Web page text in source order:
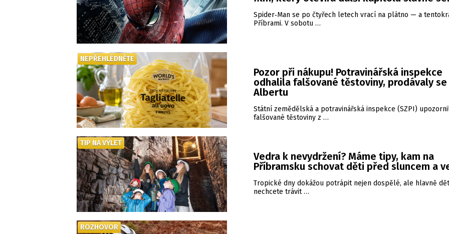
Spider‑Man se po čtyřech letech vrací na plátno — a
Příbrami. V sobotu …
Pozor při nákupu! Potravinářská inspekce
odhalila falšované těstoviny, prodávaly se
Albertu
Státní zemědělská a potravinářská inspekce (SZPI)
falšované těstoviny z …
NEPŘEHLÉDNĚTE
Vedra k nevydržení? Máme tipy, kam na
Příbramsku schovat děti před sluncem a
Tropické dny dokážou potrápit nejen dospělé, ale hlavně
nechcete trávit …
TIP NA VÝLET
ROZHOVOR